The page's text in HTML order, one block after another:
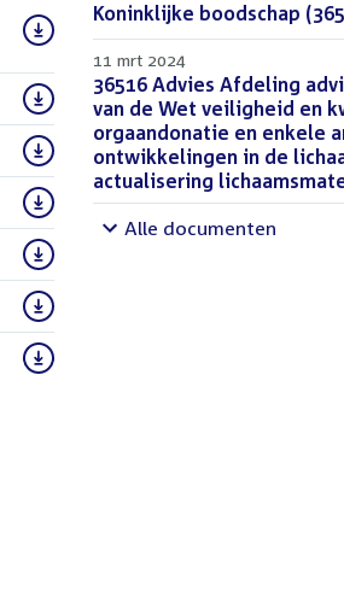
Download
bestand:
Koninklijke boodschap
11 mrt 2024
Download
bestand:
36516 Advies Afdeling
van de Wet veiligheid en
orgaandonatie en enkele
ontwikkelingen in de
actualisering
Alle documenten